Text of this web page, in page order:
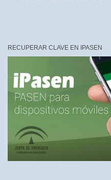
RECUPERAR CLAVE EN IPASEN